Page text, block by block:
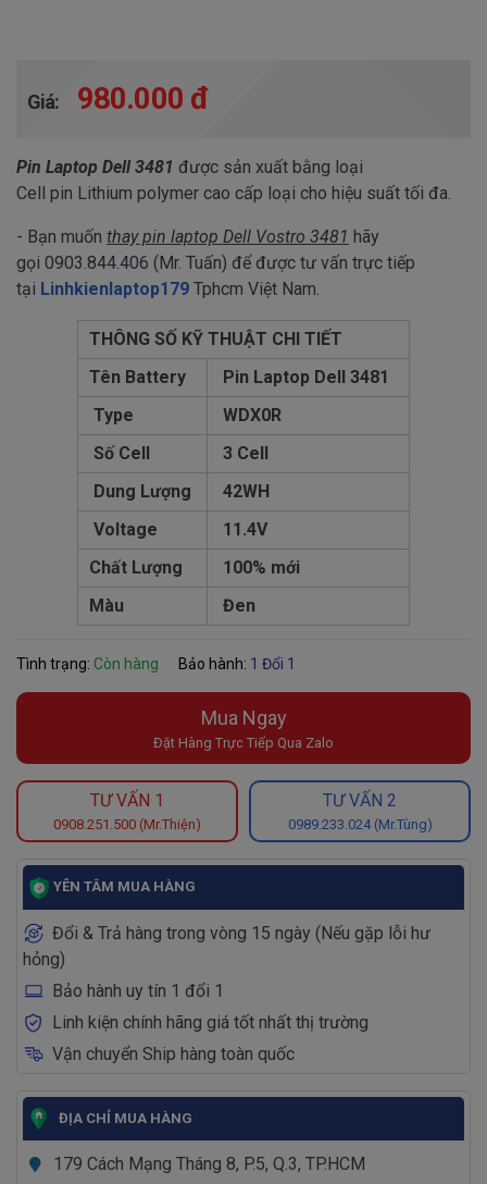
Giá: 980.000 đ
Pin Laptop Dell 3481 được sản xuất bằng loại
Cell pin Lithium polymer cao cấp loại cho hiệu suất tối đa.
- Bạn muốn thay pin laptop Dell Vostro 3481 hãy
gọi 0903.844.406 (Mr. Tuấn) để được tư vấn trực tiếp
tại Linhkienlaptop179 Tphcm Việt Nam.
THÔNG SỐ KỸ THUẬT CHI TIẾT
Tên Battery
Pin Laptop Dell 3481
Type
WDX0R
Số Cell
3 Cell
Dung Lượng
42WH
Voltage
11.4V
Chất Lượng
100% mới
Màu
Đen
Tình trạng: Còn hàng Bảo hành: 1 Đổi 1
Mua Ngay
Đặt Hàng Trực Tiếp Qua Zalo
TƯ VẤN 1
0908.251.500 (Mr.Thiện)
TƯ VẤN 2
0989.233.024 (Mr.Tùng)
YÊN TÂM MUA HÀNG
Đổi & Trả hàng trong vòng 15 ngày (Nếu gặp lỗi hư
hỏng)
Bảo hành uy tín 1 đổi 1
Linh kiện chính hãng giá tốt nhất thị trường
Vận chuyển Ship hàng toàn quốc
ĐỊA CHỈ MUA HÀNG
179 Cách Mạng Tháng 8, P.5, Q.3, TP.HCM